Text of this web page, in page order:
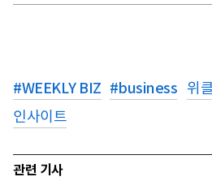
#WEEKLY BIZ #business 위
인사이트
관련 기사